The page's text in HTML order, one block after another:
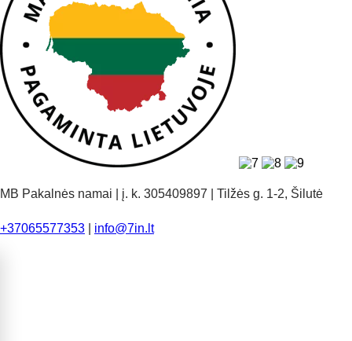
MB Pakalnės namai | į. k. 305409897 | Tilžės g. 1-2, Šilutė
+37065577353 info@7in.lt